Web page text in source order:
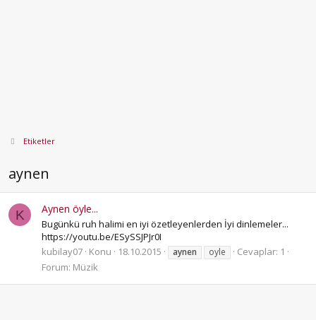
Etiketler
aynen
K Aynen öyle...
Bugünkü ruh halimi en iyi özetleyenlerden İyi dinlemeler...
https://youtu.be/ESySSJPJr0I
kubilay07 Konu 18.10.2015 aynen oyle
Cevaplar: 1
Forum: Müzik